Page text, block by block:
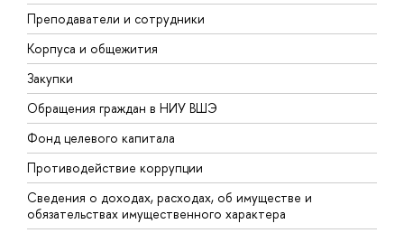
Преподаватели и сотрудники
Корпуса и общежития
Закупки
Обращения граждан в НИУ ВШЭ
Фонд целевого капитала
Противодействие коррупции
Сведения о доходах, расходах, об имуществе и
обязательствах имущественного характера